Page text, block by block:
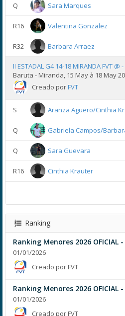
Q Sara Marques
R16 Valentina Gonzalez
R32 Barbara Arraez
II ESTADAL G4 14-18 MIRANDA FVT @
Baruta - Miranda, 15 May à 18 May
Creado porFVT
S Aranza Aguero/Cinthia
Q Gabriela Campos/
Q Sara Guevara
R16 Cinthia Krauter
Ranking
Ranking Menores 2026 OFICIAL -
01/01/2026
Creado por FVT
Ranking Menores 2026 OFICIAL -
01/01/2026
Creado por FVT